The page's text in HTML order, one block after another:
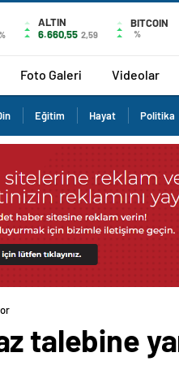
ALTIN
6.660,55 2,59
BITCOIN
%
Foto Galeri Videolar
Eğitim Hayat Politika
talebine